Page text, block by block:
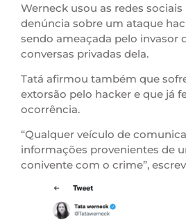
Werneck usou as redes sociais
denúncia sobre um ataque
sendo ameaçada pelo invasor
conversas privadas dela.
Tatá afirmou também que
extorsão pelo hacker e que já
ocorrência.
“Qualquer veículo de
informações provenientes de
conivente com o crime”,